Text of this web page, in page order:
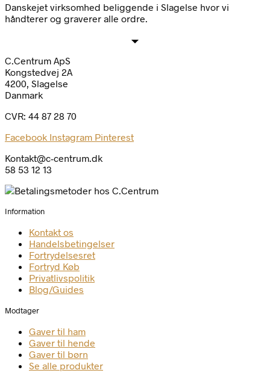
Danskejet virksomhed beliggende i Slagelse hvor vi
håndterer og graverer alle ordre.
C.Centrum ApS
Kongstedvej 2A
4200, Slagelse
Danmark
CVR: 44 87 28 70
Facebook Instagram Pinterest
Kontakt@c-centrum.dk
58 53 12 13
Information
Kontakt os
Handelsbetingelser
Fortrydelsesret
Fortryd Køb
Privatlivspolitik
Blog/Guides
Modtager
Gaver til ham
Gaver til hende
Gaver til børn
Se alle produkter